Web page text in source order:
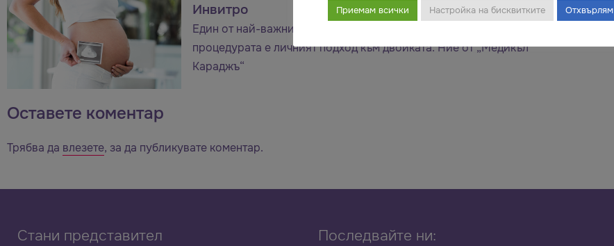
Инвитро
Един от най-важните фактори за успеваемостта на инвитро
процедурата е личният подход към двойката. Ние от „Медикъл
Караджъ“
Оставете коментар
Трябва да влезете, за да публикувате коментар.
Стани представител Последвайте ни:
Приемам всички Настройка на бисквитките Отхвърлям